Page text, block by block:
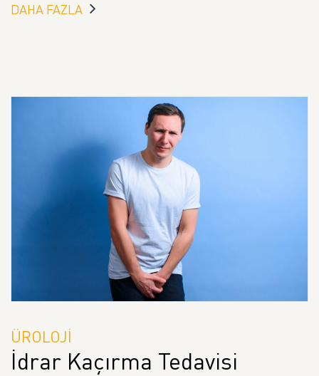
DAHA FAZLA
ÜROLOJİ
İdrar Kaçırma Tedavisi